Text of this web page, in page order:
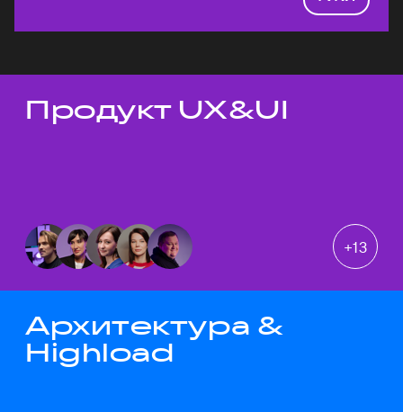
Темы докладов
Продукт UX&UI
+13
Архитектура &
Highload